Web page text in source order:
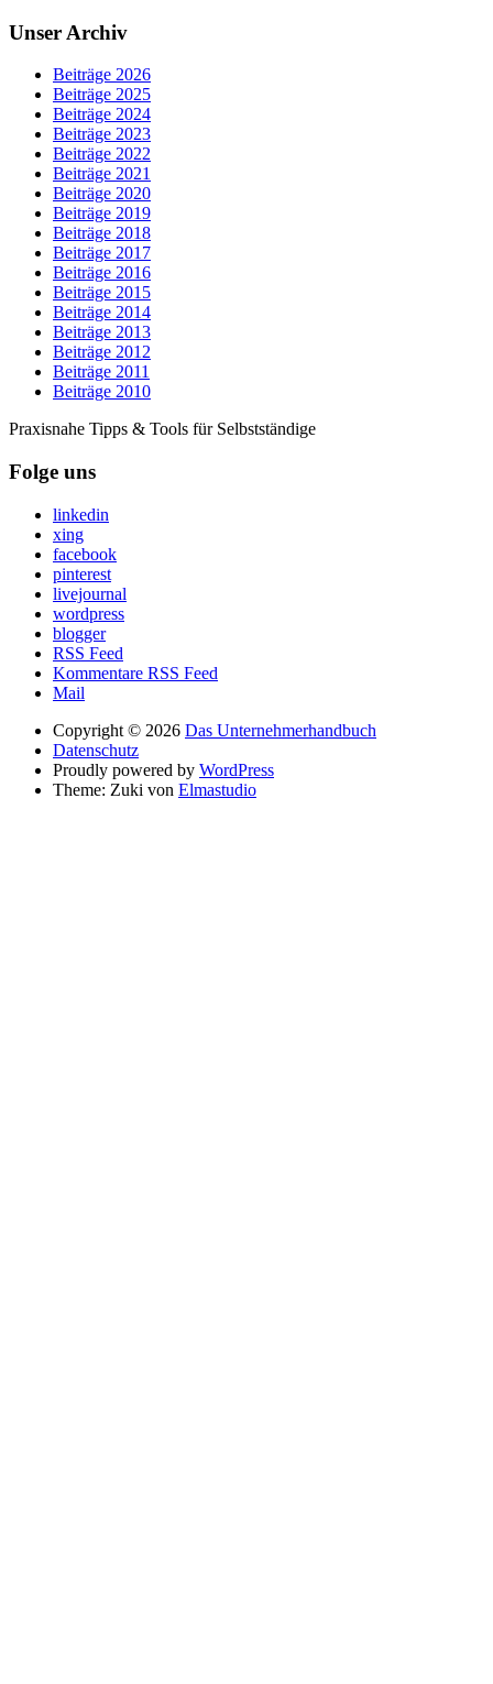
Unser Archiv
Beiträge 2026
Beiträge 2025
Beiträge 2024
Beiträge 2023
Beiträge 2022
Beiträge 2021
Beiträge 2020
Beiträge 2019
Beiträge 2018
Beiträge 2017
Beiträge 2016
Beiträge 2015
Beiträge 2014
Beiträge 2013
Beiträge 2012
Beiträge 2011
Beiträge 2010
Praxisnahe Tipps & Tools für Selbstständige
Folge uns
linkedin
xing
facebook
pinterest
livejournal
wordpress
blogger
RSS Feed
Kommentare RSS Feed
Mail
Copyright © 2026 Das Unternehmerhandbuch
Datenschutz
Proudly powered by WordPress
Theme: Zuki von Elmastudio